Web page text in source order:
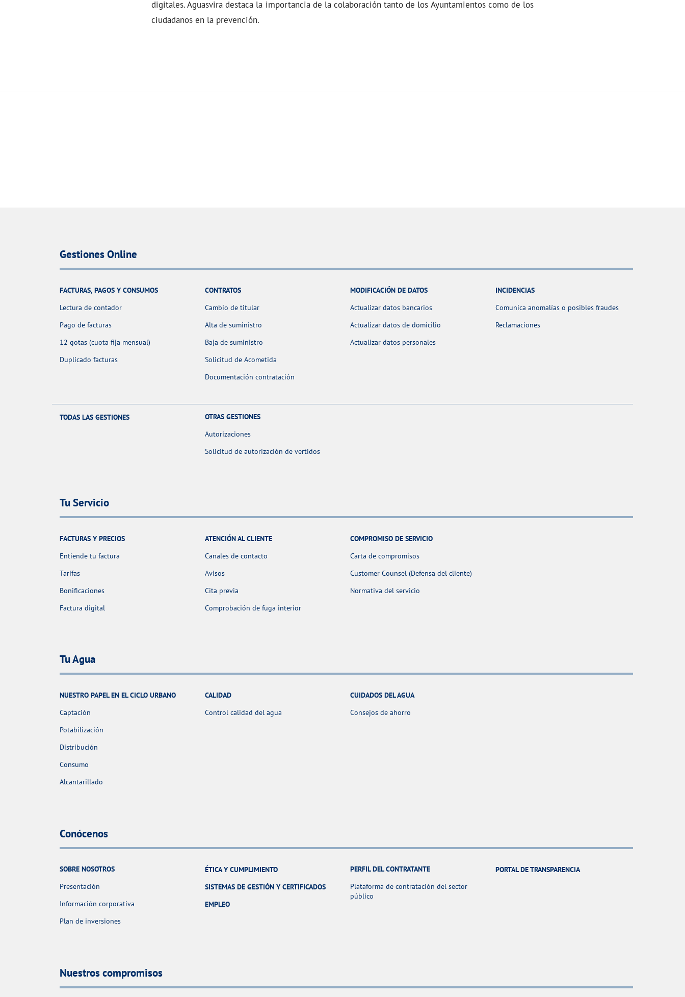
digitales. Aguasvira destaca la importancia de la colaboración tanto de los Ayuntamientos como de los
ciudadanos en la prevención.
Gestiones Online
FACTURAS, PAGOS Y CONSUMOS
Lectura de contador
Pago de facturas
12 gotas (cuota fija mensual)
Duplicado facturas
CONTRATOS
Cambio de titular
Alta de suministro
Baja de suministro
Solicitud de Acometida
Documentación contratación
MODIFICACIÓN DE DATOS
Actualizar datos bancarios
Actualizar datos de domicilio
Actualizar datos personales
INCIDENCIAS
Comunica anomalías o posibles fraudes
Reclamaciones
TODAS LAS GESTIONES
OTRAS GESTIONES
Autorizaciones
Solicitud de autorización de vertidos
Tu Servicio
FACTURAS Y PRECIOS
Entiende tu factura
Tarifas
Bonificaciones
Factura digital
ATENCIÓN AL CLIENTE
Canales de contacto
Avisos
Cita previa
Comprobación de fuga interior
COMPROMISO DE SERVICIO
Carta de compromisos
Customer Counsel (Defensa del cliente)
Normativa del servicio
Tu Agua
NUESTRO PAPEL EN EL CICLO URBANO
Captación
Potabilización
Distribución
Consumo
Alcantarillado
CALIDAD
Control calidad del agua
CUIDADOS DEL AGUA
Consejos de ahorro
Conócenos
SOBRE NOSOTROS
Presentación
Información corporativa
Plan de inversiones
ÉTICA Y CUMPLIMIENTO
SISTEMAS DE GESTIÓN Y CERTIFICADOS
EMPLEO
PERFIL DEL CONTRATANTE
Plataforma de contratación del sector
público
PORTAL DE TRANSPARENCIA
Nuestros compromisos